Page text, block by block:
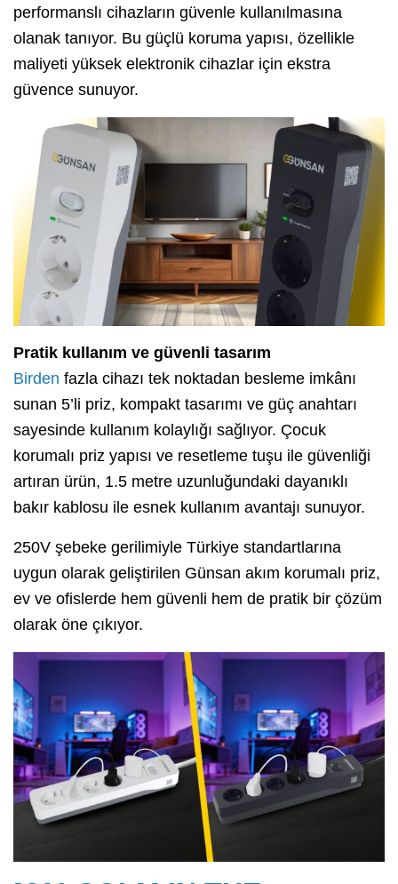
performanslı cihazların güvenle kullanılmasına
olanak tanıyor. Bu güçlü koruma yapısı, özellikle
maliyeti yüksek elektronik cihazlar için ekstra
güvence sunuyor.
Pratik kullanım ve güvenli tasarım
Birden fazla cihazı tek noktadan besleme imkânı
sunan 5’li priz, kompakt tasarımı ve güç anahtarı
sayesinde kullanım kolaylığı sağlıyor. Çocuk
korumalı priz yapısı ve resetleme tuşu ile güvenliği
artıran ürün, 1.5 metre uzunluğundaki dayanıklı
bakır kablosu ile esnek kullanım avantajı sunuyor.
250V şebeke gerilimiyle Türkiye standartlarına
uygun olarak geliştirilen Günsan akım korumalı priz,
ev ve ofislerde hem güvenli hem de pratik bir çözüm
olarak öne çıkıyor.